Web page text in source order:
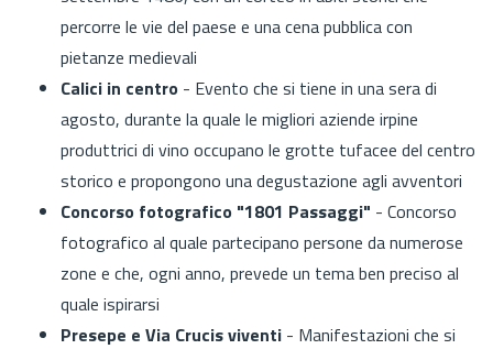
percorre le vie del paese e una cena pubblica con
pietanze medievali
Calici in centro - Evento che si tiene in una sera di
agosto, durante la quale le migliori aziende irpine
produttrici di vino occupano le grotte tufacee del centro
storico e propongono una degustazione agli avventori
Concorso fotografico "1801 Passaggi" - Concorso
fotografico al quale partecipano persone da numerose
zone e che, ogni anno, prevede un tema ben preciso al
quale ispirarsi
Presepe e Via Crucis viventi - Manifestazioni che si